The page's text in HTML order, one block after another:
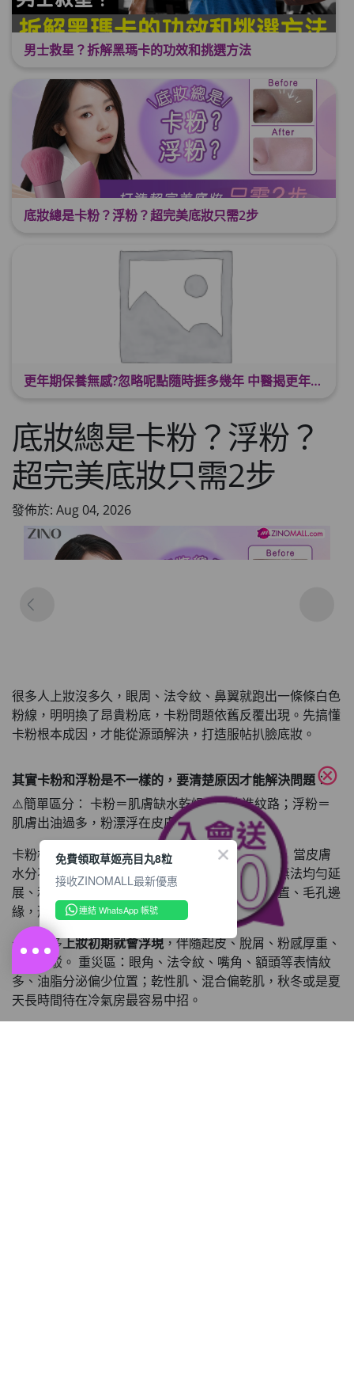
男士救星？拆解黑瑪卡的功效和挑選方法
底妝總是卡粉？浮粉？超完美底妝只需2步
更年期保養無感?忽略呢點隨時捱多幾年 中醫揭更年保養關鍵 輕鬆舒適渡過更年期
底妝總是卡粉？浮粉？
超完美底妝只需2步
發佈於: Aug 04, 2026
很多人上妝沒多久，眼周、法令紋、鼻翼就跑出一條條白色
粉線，明明換了昂貴粉底，卡粉問題依舊反覆出現。先搞懂
卡粉根本成因，才能從源頭解決，打造服帖扒臉底妝。
其實卡粉和浮粉是不一樣的，要清楚原因才能解決問題：
⚠️簡單區分： 卡粉＝肌膚缺水乾燥，粉陷進紋路；浮粉＝
肌膚出油過多，粉漂浮在皮膚表層。
卡粉核心根源：肌膚乾燥缺水、角質層粗糙翹皮。 當皮膚
水分不足，表面佈滿細微乾紋、老廢脫屑，底妝無法均勻延
展、和肌膚融合，粉體直接堆積在紋理、乾裂位置、毛孔邊
緣，形成類似溝壑的白線。
卡粉大多上妝初期就會浮現，伴隨起皮、脫屑、粉感厚重、
妝面斑駁。 重災區：眼角、法令紋、嘴角、額頭等表情紋
多、油脂分泌偏少位置；乾性肌、混合偏乾肌，秋冬或是夏
天長時間待在冷氣房最容易中招。
cancel
免費領取草姬亮目丸8粒
接收ZINOMALL最新優惠
連結 WhatsApp 帳號